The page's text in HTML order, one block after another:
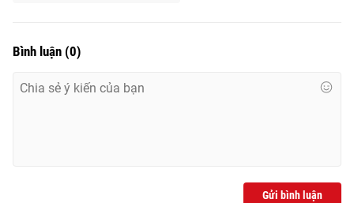
Bình luận (0)
Gửi bình luận